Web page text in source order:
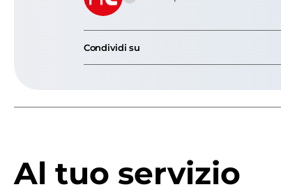
Condividi su
Al tuo servizio